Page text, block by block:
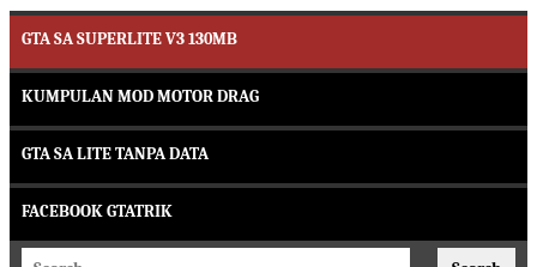
GTA SA SUPERLITE V3 130MB
KUMPULAN MOD MOTOR DRAG
GTA SA LITE TANPA DATA
FACEBOOK GTATRIK